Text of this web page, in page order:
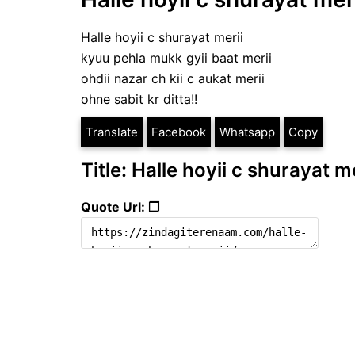
Halle hoyii c shurayat merii
kyuu pehla mukk gyii baat merii
ohdii nazar ch kii c aukat merii
ohne sabit kr ditta!!
Translate Facebook Whatsapp Copy
Title: Halle hoyii c shurayat
Quote Url: ❐